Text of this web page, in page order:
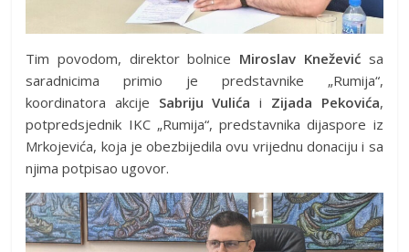
Tim povodom, direktor bolnice Miroslav Kneževićsa
saradnicima primio je predstavnike „Rumija“,
koordinatora akcije Sabriju Vulića i Zijada Pekovića,
potpredsjednik IKC „Rumija“, predstavnika dijaspore iz
Mrkojevića, koja je obezbijedila ovu vrijednu donaciju i sa
njima potpisao ugovor.